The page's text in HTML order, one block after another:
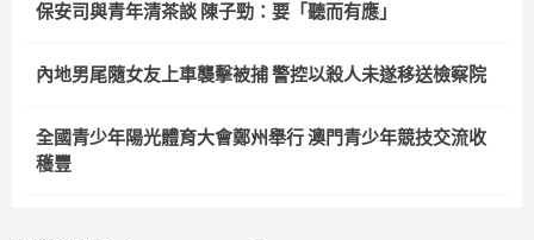
保安司與青年清茶談 陳子勁：要「聽而有應」
內地男尾隨女友上車襲擊被捕 警控以殺人未遂移送檢察院
全國青少年陽光體育大會鄭州舉行 澳門青少年競技交流收
穫豐